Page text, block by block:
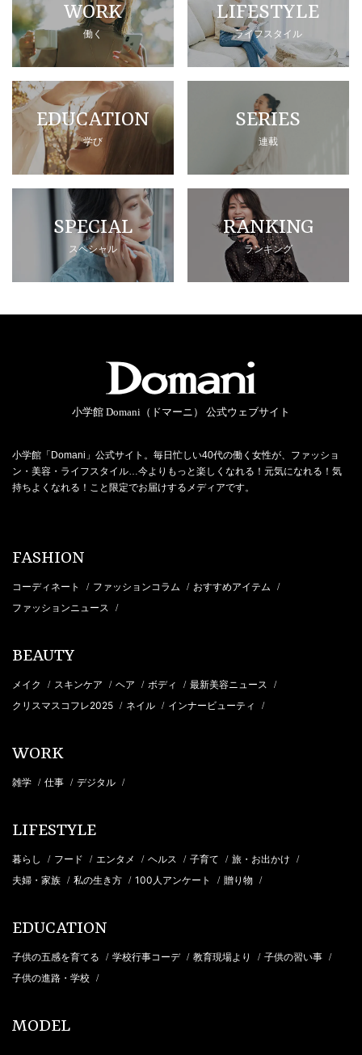
WORK
働く
LIFESTYLE
ライフスタイル
EDUCATION
学び
SERIES
連載
SPECIAL
スペシャル
RANKING
ランキング
小学館 Domani（ドマーニ） 公式ウェブサイト
小学館「Domani」公式サイト。毎日忙しい40代の働く女性が、ファッショ
ン・美容・ライフスタイル…今よりもっと楽しくなれる！元気になれる！気
持ちよくなれる！こと限定でお届けするメディアです。
FASHION
コーディネート / ファッションコラム / おすすめアイテム /
ファッションニュース /
BEAUTY
メイク / スキンケア / ヘア / ボディ / 最新美容ニュース /
クリスマスコフレ2025 / ネイル / インナービューティ /
WORK
雑学 / 仕事 / デジタル /
LIFESTYLE
暮らし / フード / エンタメ / ヘルス / 子育て / 旅・お出かけ /
夫婦・家族 / 私の生き方 / 100人アンケート / 贈り物 /
EDUCATION
子供の五感を育てる / 学校行事コーデ / 教育現場より / 子供の習い事 /
子供の進路・学校 /
MODEL